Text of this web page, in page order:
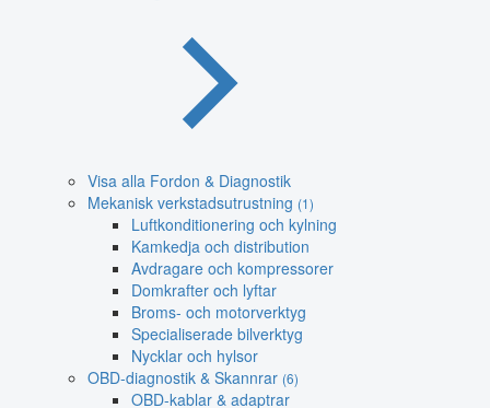
Visa alla Fordon & Diagnostik
Mekanisk verkstadsutrustning (1)
Luftkonditionering och kylning
Kamkedja och distribution
Avdragare och kompressorer
Domkrafter och lyftar
Broms- och motorverktyg
Specialiserade bilverktyg
Nycklar och hylsor
OBD-diagnostik & Skannrar (6)
OBD-kablar & adaptrar